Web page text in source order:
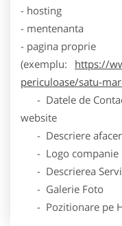
- hosting
- mentenanta
- pagina proprie
(exemplu:
https://
periculoase/satu-
- Datele de
website
- Descriere
- Logo companie
- Descrierea
- Galerie Foto
- Pozitionare pe